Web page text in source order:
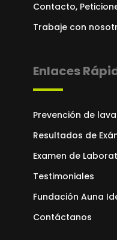
Contacto,
Trabaje con
Enlaces
Prevención de
Resultados de
Examen de
Testimoniales
Fundación Auna
Contáctanos